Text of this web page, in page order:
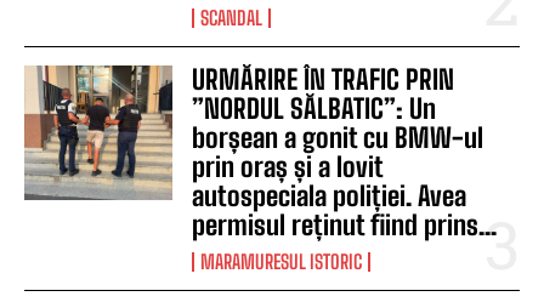
SCANDAL
URMĂRIRE ÎN TRAFIC PRIN
”NORDUL SĂLBATIC”: Un
borșean a gonit cu BMW-ul
prin oraș și a lovit
autospeciala poliției. Avea
permisul reținut fiind prins...
MARAMURESUL ISTORIC